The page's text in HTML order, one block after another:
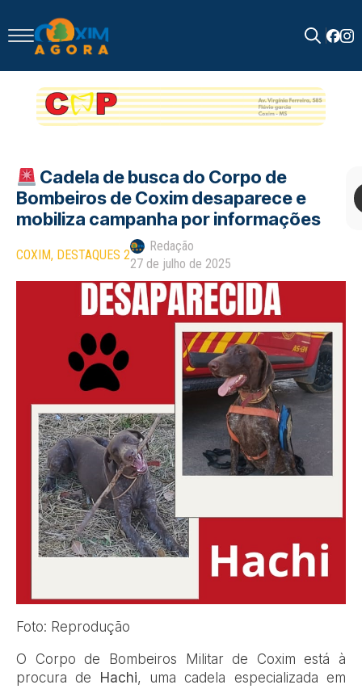
for:
Cadela de busca do Corpo de
Bombeiros de Coxim desaparece e
mobiliza campanha por informações
COXIM DESTAQUES 2
Redação
27 de julho de 2025
Foto: Reprodução
O Corpo de Bombeiros Militar de Coxim está à
procura de
Hachi, uma cadela especializada em